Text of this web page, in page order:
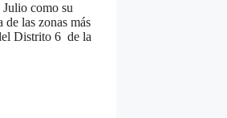
como su
las zonas más
Distrito 6 de la